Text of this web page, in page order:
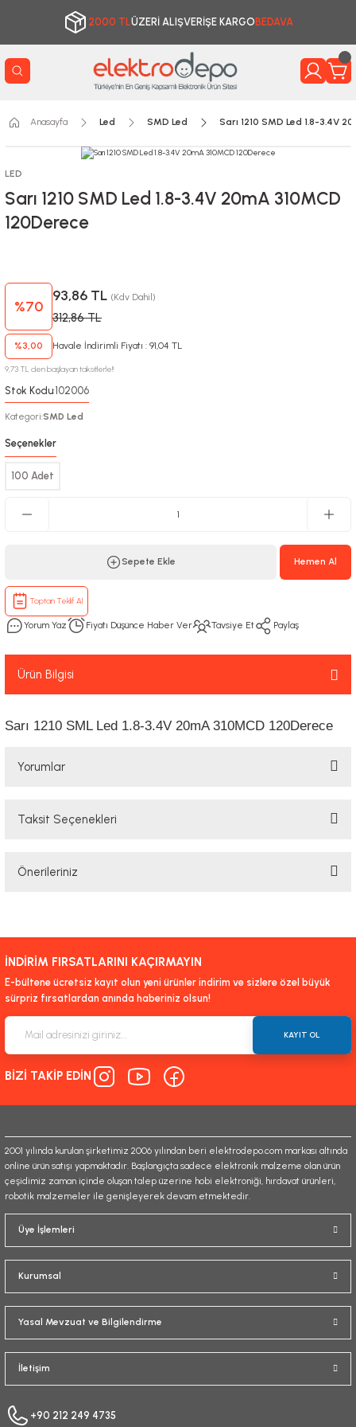
2000 TLÜZERİ ALIŞVERİŞE KARGO BEDAVA
Anasayfa Led SMD Led Sarı 1210 SMD Led 1.8-3.4V
LED
Sarı 1210 SMD Led 1.8-3.4V 20mA 310MCD
120Derece
%70
93,86 TL (Kdv Dahil)
312,86 TL
%3,00 Havale İndirimli Fiyatı : 91,04 TL
9,73 TL den başlayan taksitlerle!!
Stok Kodu:102006
Kategori:SMD Led
Seçenekler
100 Adet
Sepete Ekle Hemen Al
Toptan Teklif Al
Yorum Yaz Fiyatı Düşünce Haber Ver Tavsiye Et Paylaş
Ürün Bilgisi
Sarı 1210 SML Led 1.8-3.4V 20mA 310MCD 120Derece
Yorumlar
Taksit Seçenekleri
Önerileriniz
yetersiz gördüğünüz noktaları öneri formunu kullanarak tarafımıza
iletebilirsiniz.
Görüş ve önerileriniz için teşekkür ederiz.
Ürün açıklamasında eksik bilgiler bulunuyor.
Ürün bilgilerinde hatalar bulunuyor.
Ürün fiyatı diğer sitelerden daha pahalı.
Gönder
İNDİRİM FIRSATLARINI KAÇIRMAYIN
E-bültene ücretsiz kayıt olun yeni ürünler indirim ve sizlere özel büyük
sürpriz fırsatlardan anında haberiniz olsun!
KAYIT OL
BİZİ TAKİP EDİN
2001 yılında kurulan şirketimiz 2006 yılından beri elektrodepo.com markası altında
online ürün satışı yapmaktadır. Başlangıçta sadece elektronik malzeme olan ürün
çeşidimiz zaman içinde oluşan talep üzerine hobi elektroniği, hırdavat ürünleri,
robotik malzemeler ile genişleyerek devam etmektedir.
Üye İşlemleri
Kurumsal
Yasal Mevzuat ve Bilgilendirme
İletişim
+90 212 249 4735